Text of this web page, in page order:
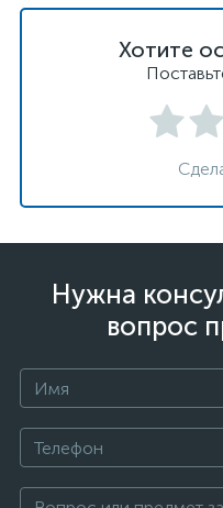
Хотите
Нужна
вопрос